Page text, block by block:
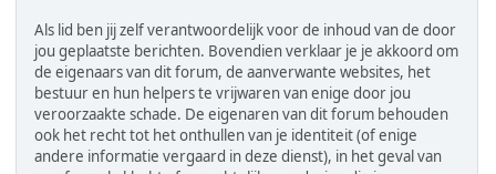
Als lid ben jij zelf verantwoordelijk voor de inhoud van de door
jou geplaatste berichten. Bovendien verklaar je je akkoord om
de eigenaars van dit forum, de aanverwante websites, het
bestuur en hun helpers te vrijwaren van enige door jou
veroorzaakte schade. De eigenaren van dit forum behouden
ook het recht tot het onthullen van je identiteit (of enige
andere informatie vergaard in deze dienst), in het geval van